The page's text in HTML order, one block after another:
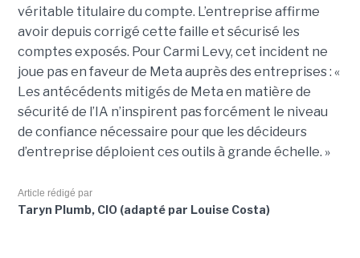
véritable titulaire du compte. L’entreprise affirme
avoir depuis corrigé cette faille et sécurisé les
comptes exposés. Pour Carmi Levy, cet incident ne
joue pas en faveur de Meta auprès des entreprises : «
Les antécédents mitigés de Meta en matière de
sécurité de l’IA n’inspirent pas forcément le niveau
de confiance nécessaire pour que les décideurs
d’entreprise déploient ces outils à grande échelle. »
Article rédigé par
Taryn Plumb, CIO (adapté par Louise Costa)